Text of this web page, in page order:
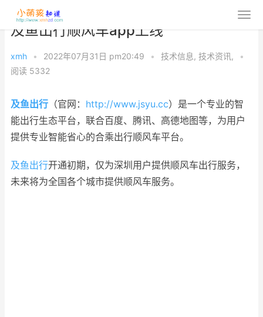
及鱼出行顺风车app上线
xmh • 2022年07月31日 pm20:49 • 技术信息 , 技术资讯 ,
•
阅读 5332
及鱼出行 （官网： http://www.jsyu.cc）是一个专业的智
能出行生态平台，联合百度、腾讯、高德地图等，为用户
提供专业智能省心的合乘出行顺风车平台。
及鱼出行开通初期，仅为深圳用户提供顺风车出行服务，
未来将为全国各个城市提供顺风车服务。